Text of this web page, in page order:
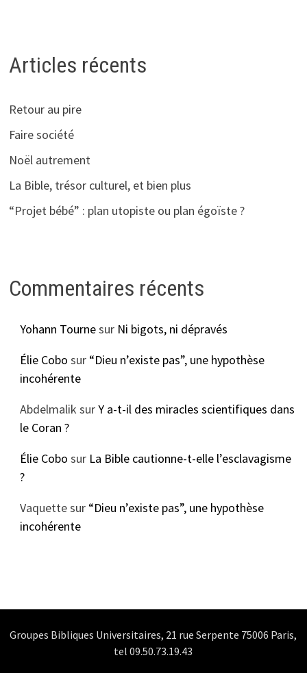
Articles récents
Retour au pire
Faire société
Noël autrement
La Bible, trésor culturel, et bien plus
“Projet bébé” : plan utopiste ou plan égoïste ?
Commentaires récents
Yohann Tournesur Ni bigots, ni dépravés
Élie Cobo sur “Dieu n’existe pas”, une hypothèse
incohérente
Abdelmalik surY a-t-il des miracles scientifiques dans
le Coran ?
Élie Cobo sur La Bible cautionne-t-elle l’esclavagisme
?
Vaquettesur “Dieu n’existe pas”, une hypothèse
incohérente
Groupes Bibliques Universitaires, 21 rue Serpente 75006 Paris,
tel 09.50.73.19.43